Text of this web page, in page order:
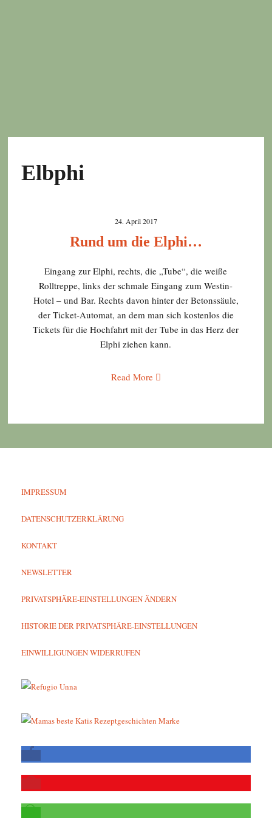
Elbphi
24. April 2017
Rund um die Elphi…
Eingang zur Elphi, rechts, die „Tube“, die weiße
Rolltreppe, links der schmale Eingang zum Westin-
Hotel – und Bar. Rechts davon hinter der Betonssäule,
der Ticket-Automat, an dem man sich kostenlos die
Tickets für die Hochfahrt mit der Tube in das Herz der
Elphi ziehen kann.
Read More
IMPRESSUM
DATENSCHUTZERKLÄRUNG
KONTAKT
NEWSLETTER
PRIVATSPHÄRE-EINSTELLUNGEN ÄNDERN
HISTORIE DER PRIVATSPHÄRE-EINSTELLUNGEN
EINWILLIGUNGEN WIDERRUFEN